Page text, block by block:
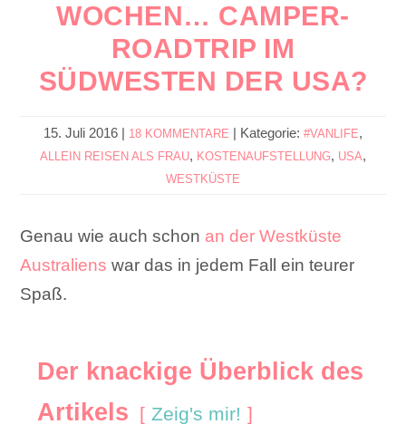
WOCHEN… CAMPER-
ROADTRIP IM
SÜDWESTEN DER USA?
15. Juli 2016 | 18 KOMMENTARE | Kategorie: #VANLIFE,
ALLEIN REISEN ALS FRAU, KOSTENAUFSTELLUNG, USA,
WESTKÜSTE
Genau wie auch schon an der Westküste
Australiens war das in jedem Fall ein teurer
Spaß.
Der knackige Überblick des
Artikels
Zeig's mir!